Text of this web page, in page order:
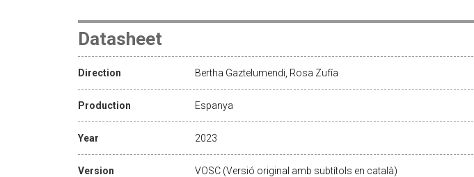
Datasheet
Direction Bertha Gaztelumendi, Rosa Zufía
Production Espanya
Year 2023
Version VOSC (Versió original amb subtítols en català)